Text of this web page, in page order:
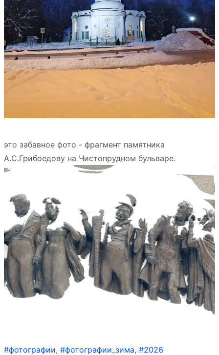
это забавное фото - фрагмент памятника
А.С.Грибоедову на Чистопрудном бульваре.
#фотографии, #фотографии_зима, #2026